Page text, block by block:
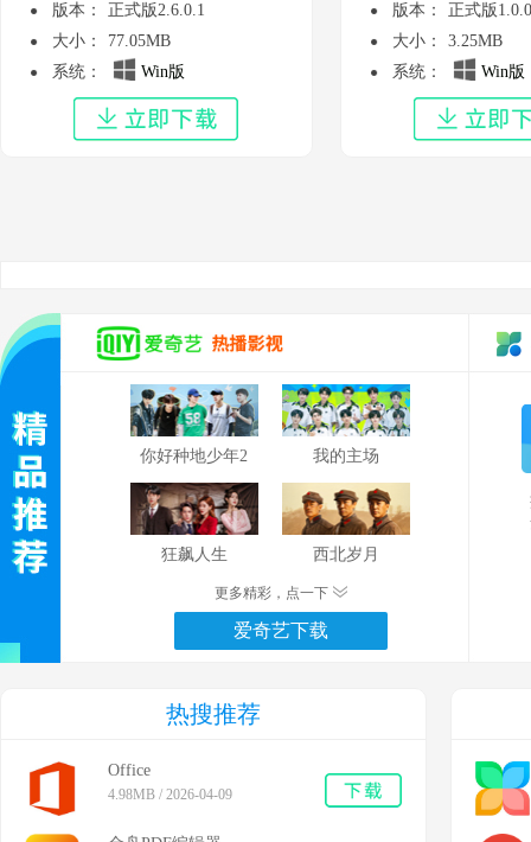
版本：
正式版2.6.0.1
大小：
77.05MB
系统：
Win版
版本：
正式版
大小：
3.25MB
系统：
Win版
你好种地少年2 我的主场
狂飙人生 西北岁月
更多精彩，点一下
爱奇艺下载
热搜推荐
Office
4.98MB / 2026-04-09